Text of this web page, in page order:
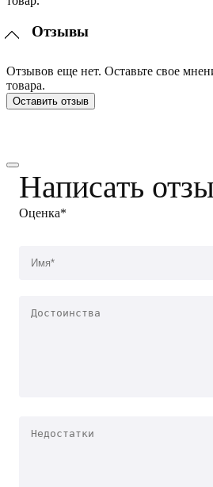
Отзывы
Отзывов еще нет. Оставьте свое
товара.
Оставить отзыв
Написать
Оценка*